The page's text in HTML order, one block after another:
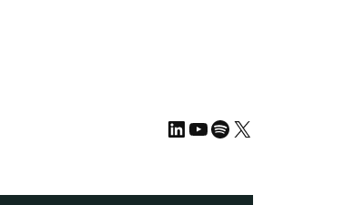
LinkedIn
YouTube
Spotify
X